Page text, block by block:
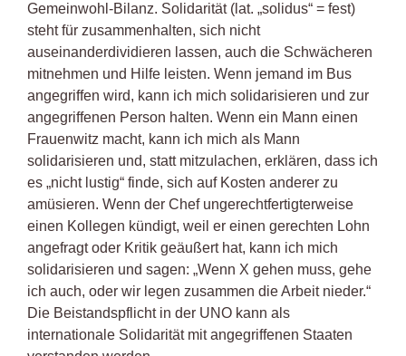
Gemeinwohl-Bilanz. Solidarität (lat. „solidus“ = fest)
steht für zusammenhalten, sich nicht
auseinanderdividieren lassen, auch die Schwächeren
mitnehmen und Hilfe leisten. Wenn jemand im Bus
angegriffen wird, kann ich mich solidarisieren und zur
angegriffenen Person halten. Wenn ein Mann einen
Frauenwitz macht, kann ich mich als Mann
solidarisieren und, statt mitzulachen, erklären, dass ich
es „nicht lustig“ finde, sich auf Kosten anderer zu
amüsieren. Wenn der Chef ungerechtfertigterweise
einen Kollegen kündigt, weil er einen gerechten Lohn
angefragt oder Kritik geäußert hat, kann ich mich
solidarisieren und sagen: „Wenn X gehen muss, gehe
ich auch, oder wir legen zusammen die Arbeit nieder.“
Die Beistandspflicht in der UNO kann als
internationale Solidarität mit angegriffenen Staaten